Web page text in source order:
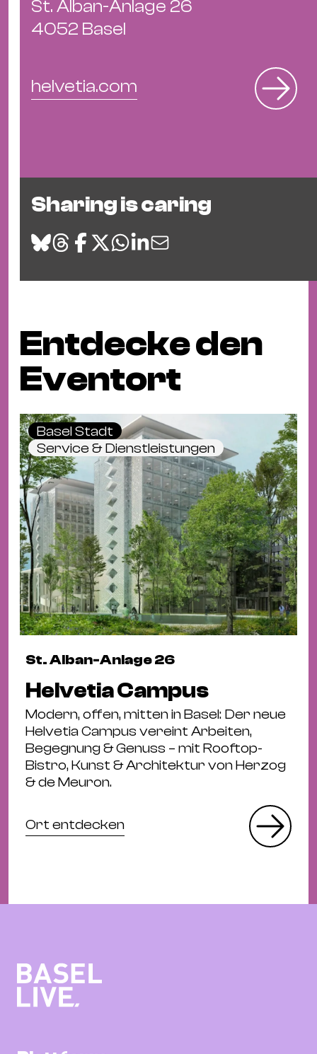
St.
Magazin
St. Alban-Anlage 26
4052 Basel
helvetia.com
Sharing is caring
Entdecke den
Eventort
Basel Stadt
Service & Dienstleistungen
St. Alban-Anlage 26
Helvetia Campus
Modern, offen, mitten in Basel: Der neue
Helvetia Campus vereint Arbeiten,
Begegnung & Genuss – mit Rooftop-
Bistro, Kunst & Architektur von Herzog
& de Meuron.
Ort entdecken